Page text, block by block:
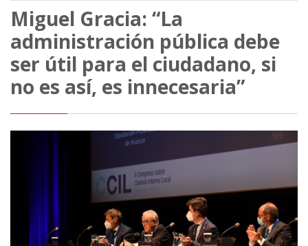
Miguel Gracia: “La
administración pública debe
ser útil para el ciudadano, si
no es así, es innecesaria”